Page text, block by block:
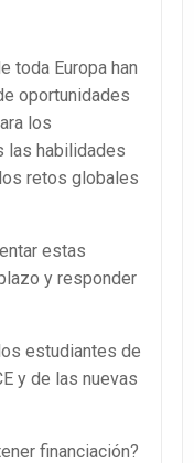
toda Europa han
oportunidades
los
las habilidades
retos globales
estas
y responder
estudiantes de
y de las nuevas
financiación?